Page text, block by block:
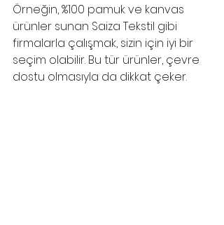
Örneğin, %100 pamuk ve kanvas
ürünler sunan Saiza Tekstil gibi
firmalarla çalışmak, sizin için iyi bir
seçim olabilir. Bu tür ürünler, çevre
dostu olmasıyla da dikkat çeker.